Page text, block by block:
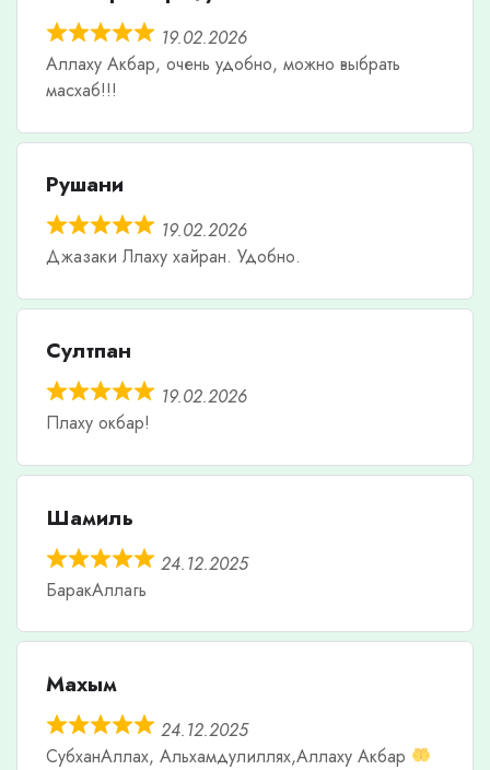
19.02.2026
Аллаху Акбар, очень удобно, можно выбрать
масхаб!!!
Рушани
19.02.2026
Джазаки Ллаху хайран. Удобно.
Султпан
19.02.2026
Плаху окбар!
Шамиль
24.12.2025
БаракАллагь
Махым
24.12.2025
СубханАллах, Альхамдулиллях,Аллаху Акбар